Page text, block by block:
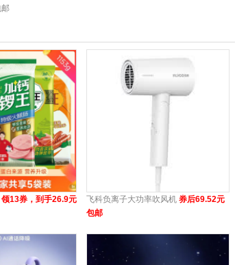
邮
领13券，到手26.9元 飞科负离子大功率吹风机 券后69.52元
包邮